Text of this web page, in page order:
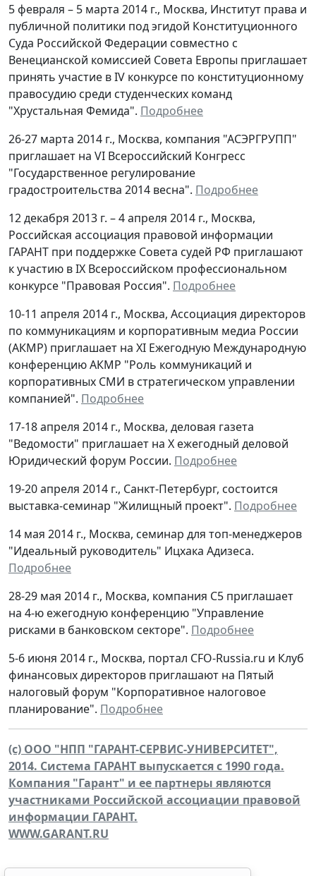
5 февраля – 5 марта 2014 г., Москва, Институт права и
публичной политики под эгидой Конституционного
Суда Российской Федерации совместно с
Венецианской комиссией Совета Европы приглашает
принять участие в IV конкурсе по конституционному
правосудию среди студенческих команд
"Хрустальная Фемида". Подробнее
26-27 марта 2014 г., Москва, компания "АСЭРГРУПП"
приглашает на VI Всероссийский Конгресс
"Государственное регулирование
градостроительства 2014 весна". Подробнее
12 декабря 2013 г. – 4 апреля 2014 г., Москва,
Российская ассоциация правовой информации
ГАРАНТ при поддержке Совета судей РФ приглашают
к участию в IX Всероссийском профессиональном
конкурсе "Правовая Россия". Подробнее
10-11 апреля 2014 г., Москва, Ассоциация директоров
по коммуникациям и корпоративным медиа России
(АКМР) приглашает на XI Ежегодную Международную
конференцию АКМР "Роль коммуникаций и
корпоративных СМИ в стратегическом управлении
компанией". Подробнее
17-18 апреля 2014 г., Москва, деловая газета
"Ведомости" приглашает на X ежегодный деловой
Юридический форум России. Подробнее
19-20 апреля 2014 г., Санкт-Петербург, состоится
выставка-семинар "Жилищный проект". Подробнее
14 мая 2014 г., Москва, семинар для топ-менеджеров
"Идеальный руководитель" Ицхака Адизеса.
Подробнее
28-29 мая 2014 г., Москва, компания С5 приглашает
на 4-ю ежегодную конференцию "Управление
рисками в банковском секторе". Подробнее
5-6 июня 2014 г., Москва, портал CFO-Russia.ru и Клуб
финансовых директоров приглашают на Пятый
налоговый форум "Корпоративное налоговое
планирование". Подробнее
(c) ООО "НПП "ГАРАНТ-СЕРВИС-УНИВЕРСИТЕТ",
2014. Система ГАРАНТ выпускается с 1990 года.
Компания "Гарант" и ее партнеры являются
участниками Российской ассоциации правовой
информации ГАРАНТ.
WWW.GARANT.RU